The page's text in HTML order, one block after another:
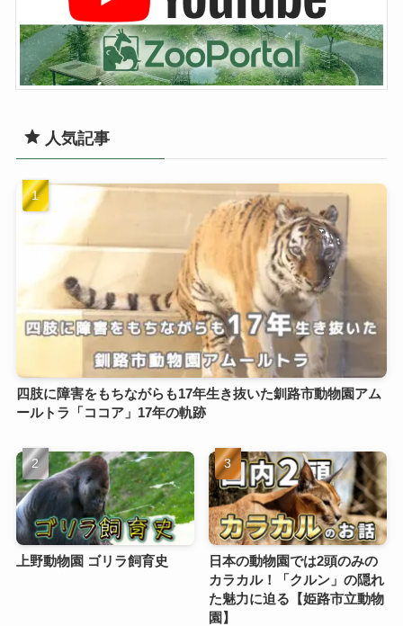
人気記事
四肢に障害をもちながらも17年生き抜いた釧路市動物園アム
ールトラ「ココア」17年の軌跡
上野動物園 ゴリラ飼育史
日本の動物園では2頭のみの
カラカル！「クルン」の隠れ
た魅力に迫る【姫路市立動物
園】